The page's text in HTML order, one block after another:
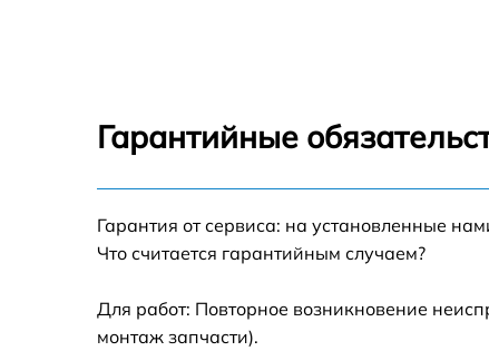
Прошивка Garmin Echomap Plus 42cv
Гарантийные
Гарантия от сервиса: на установленные
Что считается гарантийным случаем?
Для работ: Повторное возникновение
монтаж запчасти).